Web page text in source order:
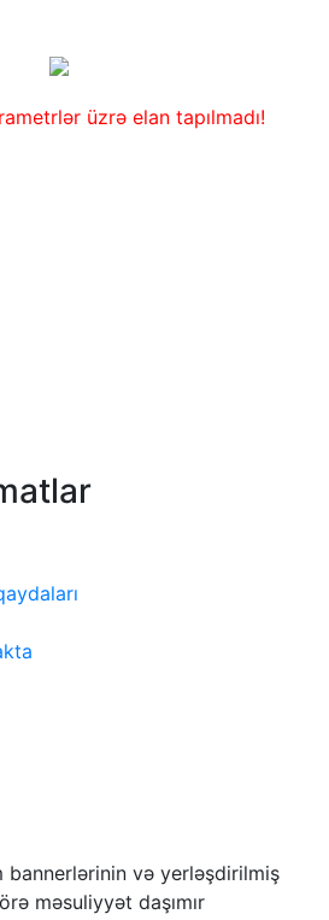
üzrə elan tapılmadı!
bannerlərinin və yerləşdirilmiş
məsuliyyət daşımır